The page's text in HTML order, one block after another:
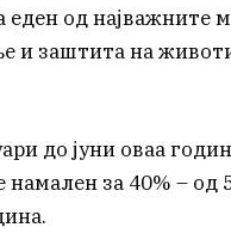
еден од најважните
и заштита на
до јуни оваа
намален за 40% –